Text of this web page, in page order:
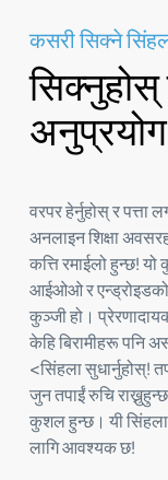
कसरी सिक्ने
सिक्नुहोस्
अनुप्रयोग
वरपर हेर्नुहोस् र पत्ता
अनलाइन शिक्षा
कत्ति रमाईलो हुन्छ!
आईओओ र एन्ड्रोइडको
कुञ्जी हो।
केहि बिरामीहरू पनि
<सिंहला सुधार्नुहोस्!
जुन तपाईं रुचि
कुशल हुन्छ। यी सिंहला
लागि आवश्यक छ!